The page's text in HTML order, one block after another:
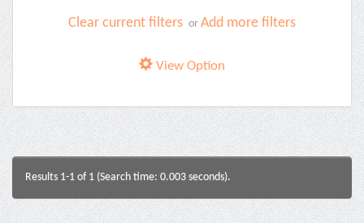
Clear current filters or Add more filters
View Option
Results 1-1 of 1 (Search time: 0.003 seconds).